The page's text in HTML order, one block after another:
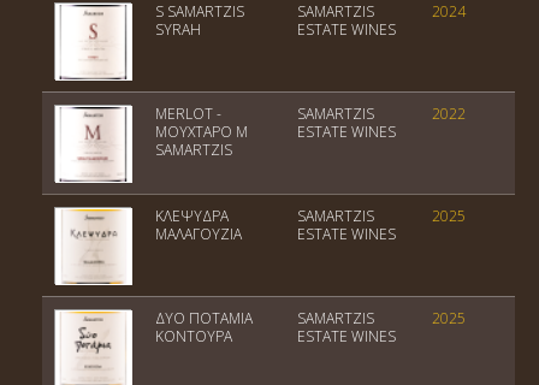
S SAMARTZIS
SYRAH
SAMARTZIS
ESTATE WINES
2024
MERLOT -
ΜΟΥΧΤΑΡΟ M
SAMARTZIS
SAMARTZIS
ESTATE WINES
2022
ΚΛΕΨΥΔΡΑ
ΜΑΛΑΓΟΥΖΙΑ
SAMARTZIS
ESTATE WINES
2025
ΔΥΟ ΠΟΤΑΜΙΑ
ΚΟΝΤΟΥΡΑ
SAMARTZIS
ESTATE WINES
2025